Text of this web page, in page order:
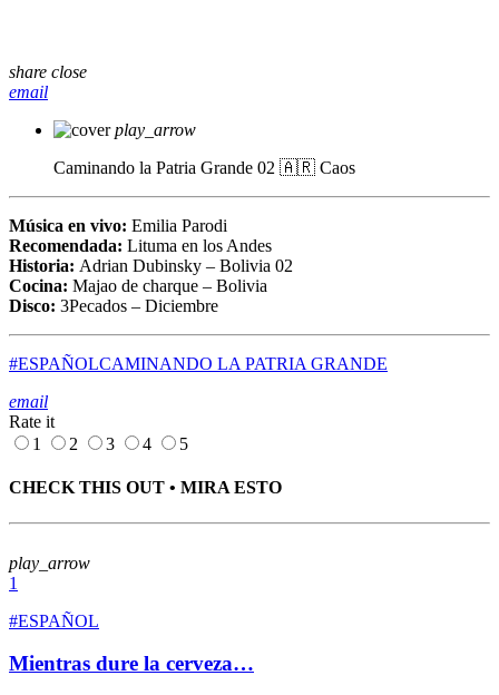
share close
email
play_arrow
Caminando la Patria Grande 02 🇦🇷 Caos
Música en vivo: Emilia Parodi
Recomendada: Lituma en los Andes
Historia: Adrian Dubinsky – Bolivia 02
Cocina: Majao de charque – Bolivia
Disco: 3Pecados – Diciembre
#ESPAÑOLCAMINANDO LA PATRIA GRANDE
email
Rate it
1
2 3 4 5
CHECK THIS OUT • MIRA ESTO
play_arrow
1
#ESPAÑOL
Mientras dure la cerveza…